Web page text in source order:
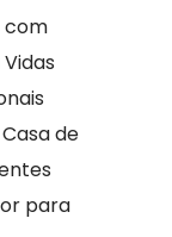
com
de
para